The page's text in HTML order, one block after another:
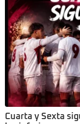
Cuarta y Sexta